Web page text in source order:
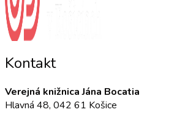
Kontakt
Verejná knižnica Jána Bocatia
Hlavná 48, 042 61 Košice